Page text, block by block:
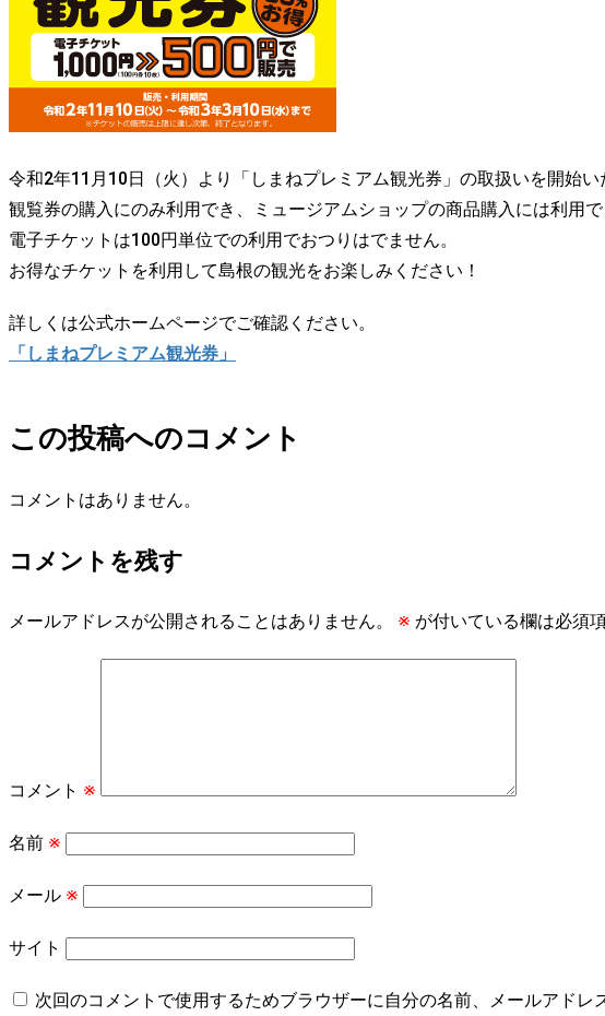
令和2年11月10日（火）より「しまねプレミアム観光券」の取扱いを開始い
観覧券の購入にのみ利用でき、ミュージアムショップの商品購入には利用で
電子チケットは100円単位での利用でおつりはでません。
お得なチケットを利用して島根の観光をお楽しみください！
詳しくは公式ホームページでご確認ください。
「しまねプレミアム観光券」
この投稿へのコメント
コメントはありません。
コメントを残す
メールアドレスが公開されることはありません。 ※ が付いている欄は必須
コメント ※
名前 ※
メール ※
サイト
次回のコメントで使用するためブラウザーに自分の名前、メールアドレ